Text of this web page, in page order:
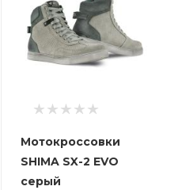
Мотокроссовки
SHIMA SX-2 EVO
серый